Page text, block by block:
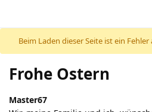
Beim Laden dieser Seite ist ein
Frohe Ostern
Master67